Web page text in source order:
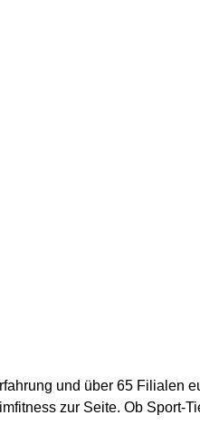
und über 65 Filialen
zur Seite. Ob Sport-